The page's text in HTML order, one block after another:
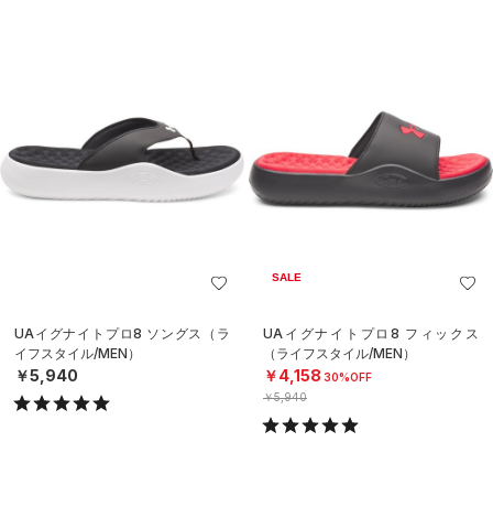
UAイグナイトプロ8 ソングス（ラ
イフスタイル/MEN）
￥5,940
SALE
UAイグナイトプロ8 フィックス
（ライフスタイル/MEN）
￥4,158 30%OFF
￥5,940